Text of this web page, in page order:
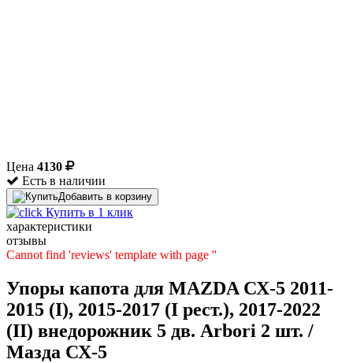
Цена 4130
Есть в наличии
Добавить в корзину
Купить в 1 клик
характеристики
отзывы
Cannot find 'reviews' template with page ''
Упоры капота для MAZDA СХ-5 2011-
2015 (I), 2015-2017 (I рест.), 2017-2022
(II) внедорожник 5 дв. Arbori 2 шт. /
Мазда СХ-5